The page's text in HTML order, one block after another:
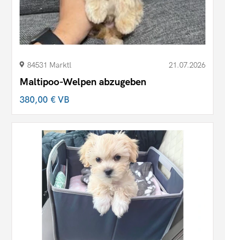
84531 Marktl 21.07.2026
Maltipoo-Welpen abzugeben
380,00 €VB